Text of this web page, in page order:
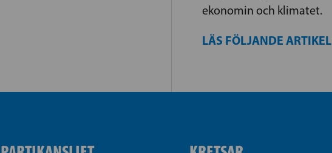
ekonomin och klimatet.
LÄS FÖLJANDE ARTIKEL